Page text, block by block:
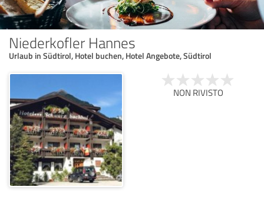
Niederkofler Hannes
Urlaub in Südtirol, Hotel buchen, Hotel Angebote, Südtirol
NON RIVISTO